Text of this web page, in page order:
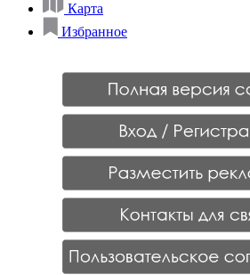
Карта
Избранное